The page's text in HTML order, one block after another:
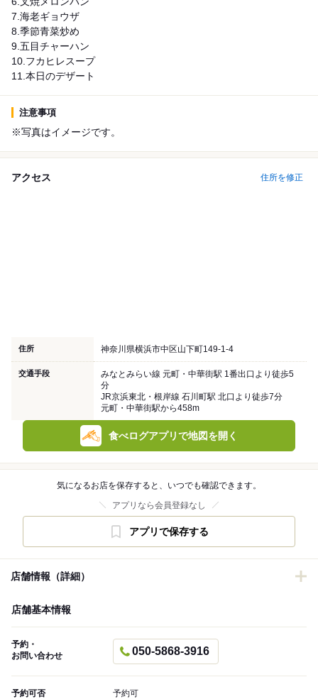
7.海老ギョウザ
8.季節青菜炒め
9.五目チャーハン
10.フカヒレスープ
11.本日のデザート
注意事項
※写真はイメージです。
アクセス 住所を修正
住所 神奈川県横浜市中区山下町149-1-4
交通手段
みなとみらい線 元町・中華街駅 1番出口より徒歩5
分
JR京浜東北・根岸線 石川町駅 北口より徒歩7分
元町・中華街駅から458m
食べログアプリで地図を開く
気になるお店を保存すると、いつでも確認できます。
アプリなら会員登録なし
アプリで保存する
店舗情報（詳細）
店舗基本情報
予約・
お問い合わせ
050-5868-3916
予約可否 予約可